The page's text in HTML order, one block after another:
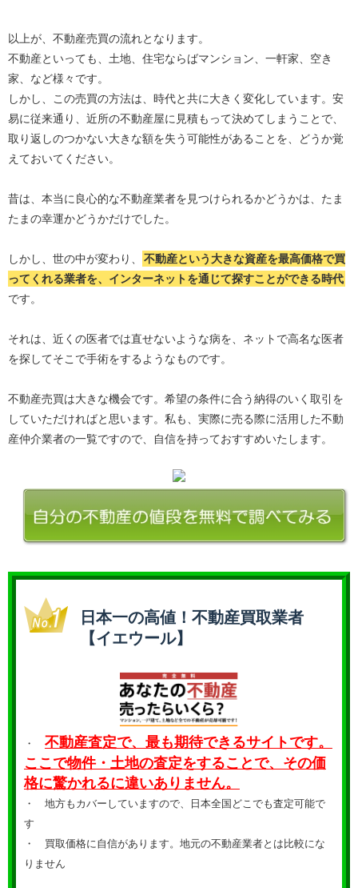
以上が、不動産売買の流れとなります。
不動産といっても、土地、住宅ならばマンション、一軒家、空き
家、など様々です。
しかし、この売買の方法は、時代と共に大きく変化しています。安
易に従来通り、近所の不動産屋に見積もって決めてしまうことで、
取り返しのつかない大きな額を失う可能性があることを、どうか覚
えておいてください。
昔は、本当に良心的な不動産業者を見つけられるかどうかは、たま
たまの幸運かどうかだけでした。
しかし、世の中が変わり、
不動産という大きな資産を最高価格で買
ってくれる業者を、インターネットを通じて探すことができる時代
です。
それは、近くの医者では直せないような病を、ネットで高名な医者
を探してそこで手術をするようなものです。
不動産売買は大きな機会です。希望の条件に合う納得のいく取引を
していただければと思います。私も、実際に売る際に活用した不動
産仲介業者の一覧ですので、自信を持っておすすめいたします。
日本一の高値！不動産買取業者
【イエウール】
・ 不動産査定で、最も期待できるサイトです。
ここで物件・土地の査定をすることで、その価
格に驚かれるに違いありません。
・ 地方もカバーしていますので、日本全国どこでも査定可能で
す
・ 買取価格に自信があります。地元の不動産業者とは比較にな
りません